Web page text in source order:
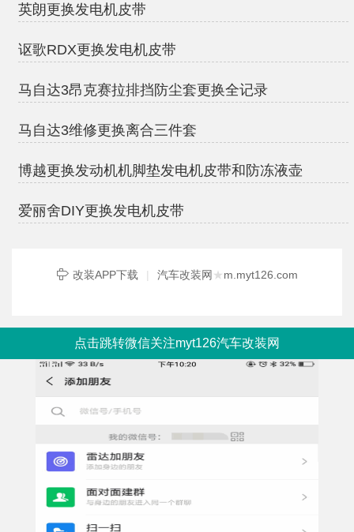
英朗更换发电机皮带
讴歌RDX更换发电机皮带
马自达3昂克赛拉排挡防尘套更换全记录
马自达3维修更换离合三件套
博越更换发动机机脚垫发电机皮带和防冻液壶
爱丽舍DIY更换发电机皮带
改装APP下载 | 汽车改装网 ★m.myt126.com
点击跳转微信关注myt126汽车改装网